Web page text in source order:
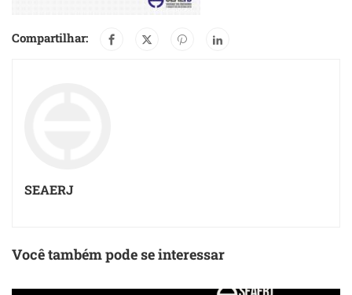
Compartilhar:
SEAERJ
Você também pode se interessar